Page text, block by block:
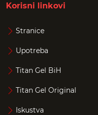
Korisni linkovi
Stranice
Upotreba
Titan Gel BiH
Titan Gel Original
Iskustva